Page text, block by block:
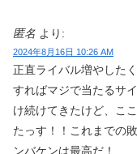
匿名 より:
2024年8月16日 10:26 AM
正直ライバル増やした
すればマジで当たるサ
け続けてきたけど、こ
たっす！！これまでの
ンバケンは最高だ！